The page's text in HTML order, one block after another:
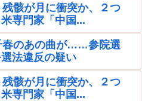
残骸が月に衝突か、２つ
専門家「中国...
春のあの曲が……参院選
法違反の疑い
残骸が月に衝突か、２つ
専門家「中国...